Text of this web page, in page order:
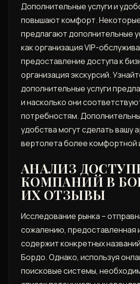
Дополнительные услуги и
повышают комфорт.
предлагают дополнительные
как организация VIP-
предоставление доступа к
организация экскурсий.
дополнительные услуги
и насколько они
потребностям.
удобства могут сделать вашу
вертолета более комфортной
АНАЛИЗ
КОМПАНИЙ В
ИХ ОТЗЫВЫ
Исследование рынка –
сожалению, предоставленная
содержит конкретных
Бордо. Однако, используя
поисковые системы,